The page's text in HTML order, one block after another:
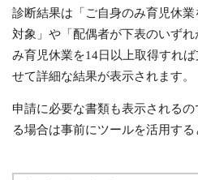
診断結果は「ご自身のみ育児休
対象」や「配偶者が下表のいず
み育児休業を14日以上取得すれ
せて詳細な結果が表示されます。
申請に必要な書類も表示される
る場合は事前にツールを活用する